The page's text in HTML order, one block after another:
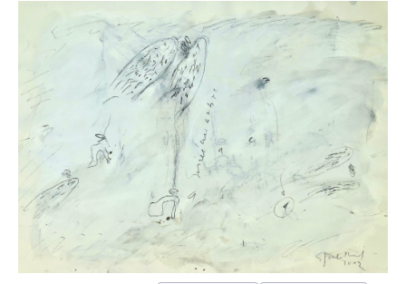
maximum of 500 NFTs. The others collections
are Flowing paintings, Flowing Cloud, Flowing
Forest, Flowing Magic. Each nft is associated
with a physical work from the jamesarax.art
site. Flowing Muse brings together works that
evoke the world of women through the body
with « Body lines series», through fashion
accessories with the "Gold corset" and "Laced
Corset" series. In the series "Paris bruit de
bottes", James paints the "Parisiennes" to
evoke the sound of the heels of women's shoes
on the asphalt of the Paris metro.